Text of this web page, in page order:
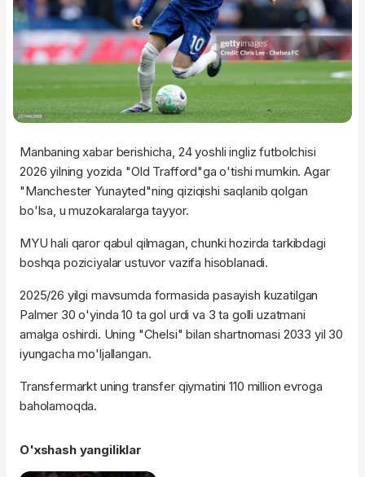
Manbaning xabar berishicha, 24 yoshli ingliz futbolchisi
2026 yilning yozida "Old Trafford"ga o'tishi mumkin. Agar
"Manchester Yunayted"ning qiziqishi saqlanib qolgan
bo'lsa, u muzokaralarga tayyor.
MYU hali qaror qabul qilmagan, chunki hozirda tarkibdagi
boshqa poziciyalar ustuvor vazifa hisoblanadi.
2025/26 yilgi mavsumda formasida pasayish kuzatilgan
Palmer 30 o'yinda 10 ta gol urdi va 3 ta golli uzatmani
amalga oshirdi. Uning "Chelsi" bilan shartnomasi 2033 yil 30
iyungacha mo'ljallangan.
Transfermarkt uning transfer qiymatini 110 million evroga
baholamoqda.
O'xshash yangiliklar